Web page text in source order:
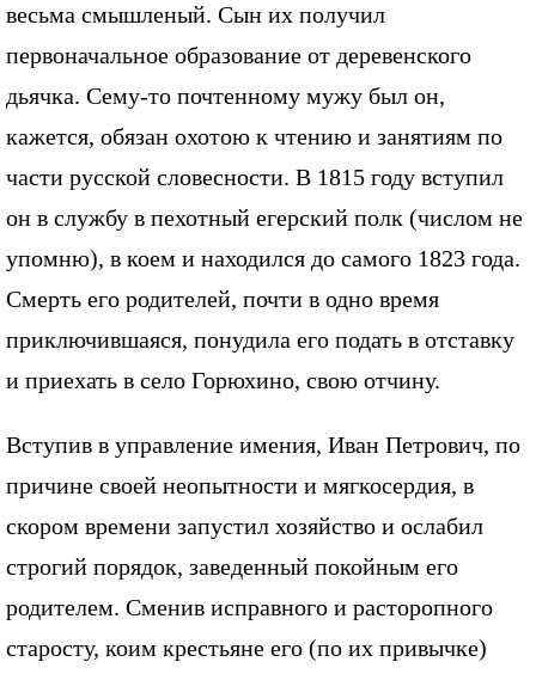
весьма смышленый. Сын их получил
первоначальное образование от деревенского
дьячка. Сему-то почтенному мужу был он,
кажется, обязан охотою к чтению и занятиям по
части русской словесности. В 1815 году вступил
он в службу в пехотный егерский полк (числом не
упомню), в коем и находился до самого 1823 года.
Смерть его родителей, почти в одно время
приключившаяся, понудила его подать в отставку
и приехать в село Горюхино, свою отчину.
Вступив в управление имения, Иван Петрович, по
причине своей неопытности и мягкосердия, в
скором времени запустил хозяйство и ослабил
строгий порядок, заведенный покойным его
родителем. Сменив исправного и расторопного
старосту, коим крестьяне его (по их привычке)